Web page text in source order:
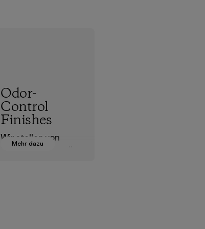
Mehr dazu
Odor-
Control
Finishes
Wir stellen von